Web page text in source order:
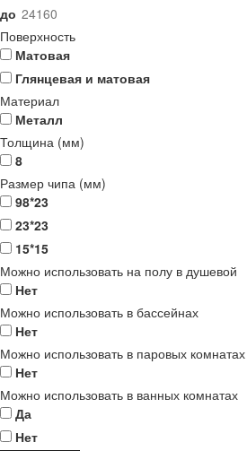
до
Поверхность
Матовая
Глянцевая и матовая
Материал
Металл
Толщина (мм)
8
Размер чипа (мм)
98*23
23*23
15*15
Можно использовать на полу в душевой
Нет
Можно использовать в бассейнах
Нет
Можно использовать в паровых комнатах
Нет
Можно использовать в ванных комнатах
Да
Нет